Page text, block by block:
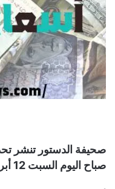
صحيفة الدستور تنشر
صباح اليوم السبت 12 أبريل 2025، في عدن وصنعاء.